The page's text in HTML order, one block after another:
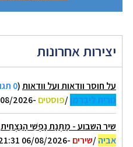
יצירות אחרונות
על חוסר וודאות ועל וודאות(0 תגובות
נורית ליברמן/פוסטים -06/08/2026 21:32
שיר השבוע - מַתְּנַת נַפְשִׁי הַנִּצְחִית
אביה/שירים -06/08/2026 21:31